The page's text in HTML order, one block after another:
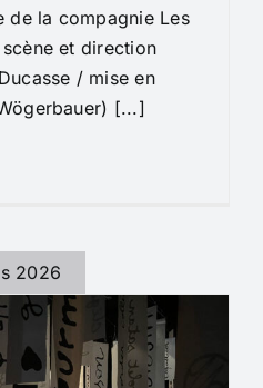
de la compagnie Les
et direction
/ mise en
[...]
2026